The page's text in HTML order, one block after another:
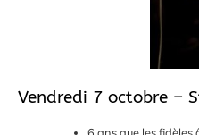
Vendredi 7 octobre –